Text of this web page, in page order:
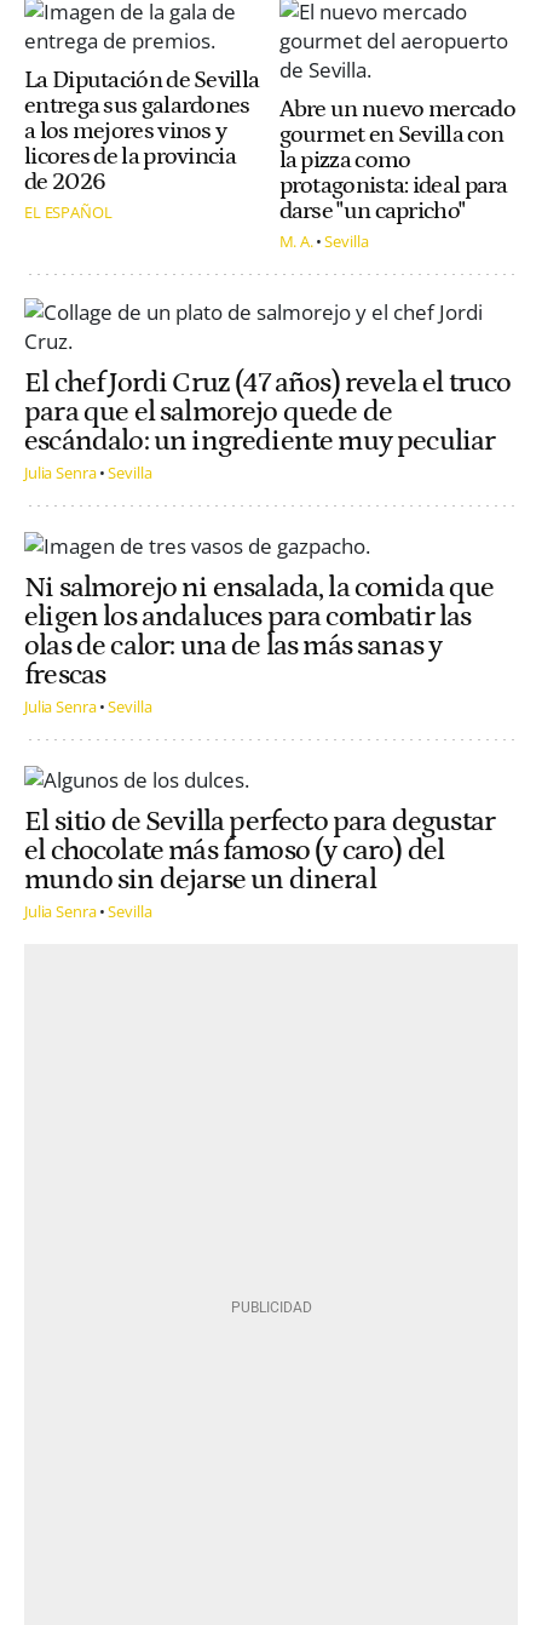
La Diputación de Sevilla
entrega sus galardones
a los mejores vinos y
licores de la provincia
de 2026
EL ESPAÑOL
Abre un nuevo mercado
gourmet en Sevilla con
la pizza como
protagonista: ideal para
darse "un capricho"
M. A. Sevilla
El chef Jordi Cruz (47 años) revela el truco
para que el salmorejo quede de
escándalo: un ingrediente muy peculiar
Julia Senra Sevilla
Ni salmorejo ni ensalada, la comida que
eligen los andaluces para combatir las
olas de calor: una de las más sanas y
frescas
Julia Senra Sevilla
El sitio de Sevilla perfecto para degustar
el chocolate más famoso (y caro) del
mundo sin dejarse un dineral
Julia Senra Sevilla